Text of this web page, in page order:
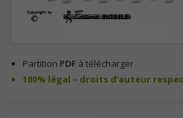
Partition PDF à télécharger
100% légal – droits d’auteur